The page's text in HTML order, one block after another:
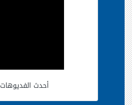
أحدث الفديوهات